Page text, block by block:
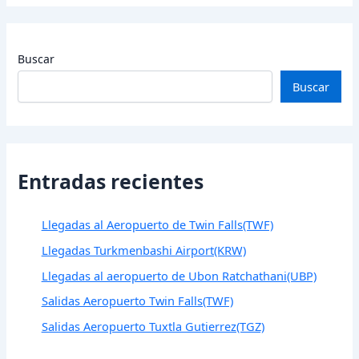
Buscar
Buscar
Entradas recientes
Llegadas al Aeropuerto de Twin Falls(TWF)
Llegadas Turkmenbashi Airport(KRW)
Llegadas al aeropuerto de Ubon Ratchathani(UBP)
Salidas Aeropuerto Twin Falls(TWF)
Salidas Aeropuerto Tuxtla Gutierrez(TGZ)